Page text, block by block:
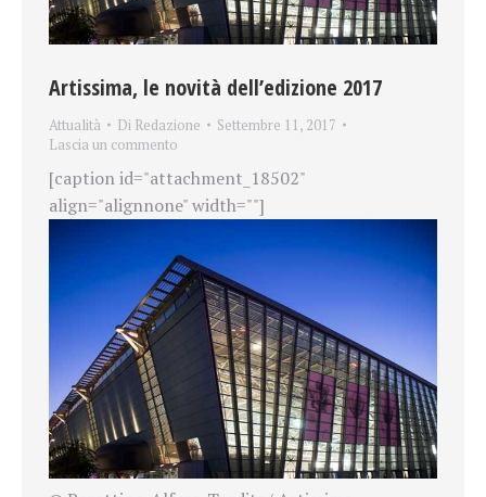
Artissima, le novità dell’edizione 2017
Attualità Di Redazione
Settembre 11, 2017
Lascia un commento
[caption id="attachment_18502"
align="alignnone" width=""]